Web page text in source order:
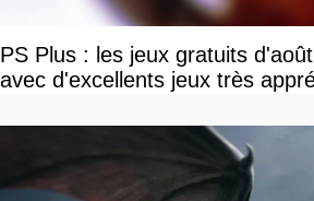
PS Plus : les jeux gratuits
avec d'excellents jeux très